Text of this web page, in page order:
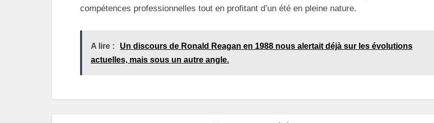
compétences professionnelles tout en profitant d’un été en pleine nature.
A lire :
Un discours de Ronald Reagan en 1988 nous alertait déjà sur les évolutions
actuelles, mais sous un autre angle.